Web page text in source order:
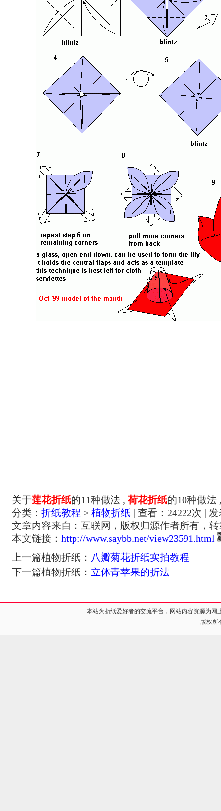
关于莲花折纸的11种做法 , 荷花折纸的10种做法
分类： 折纸教程 > 植物折纸 | 查看： 24222次 |
文章内容来自：互联网，版权归源作者所有，
本文链接： http://www.saybb.net/view23591.html
上一篇植物折纸： 八瓣菊花折纸实拍教程
下一篇植物折纸： 立体青苹果的折法
本站为折纸爱好者的交流平台，网站内容资源为
版权所